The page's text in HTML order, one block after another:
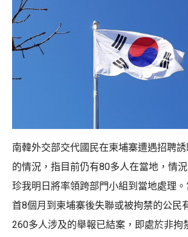
南韓外交部交代國民在柬埔寨遭遇招聘
的情況，指目前仍有80多人在當地，情
珍我明日將率領跨部門小組到當地處理
首8個月到柬埔寨後失聯或被拘禁的公民
260多人涉及的舉報已結案，即處於非拘